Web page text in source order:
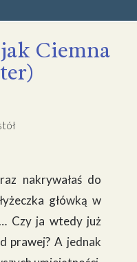
Ciemna
nakrywałaś do
główką w
Czy ja wtedy już
prawej? A jednak